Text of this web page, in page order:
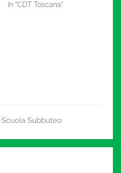
In "CDT Toscana"
Scuola Subbuteo